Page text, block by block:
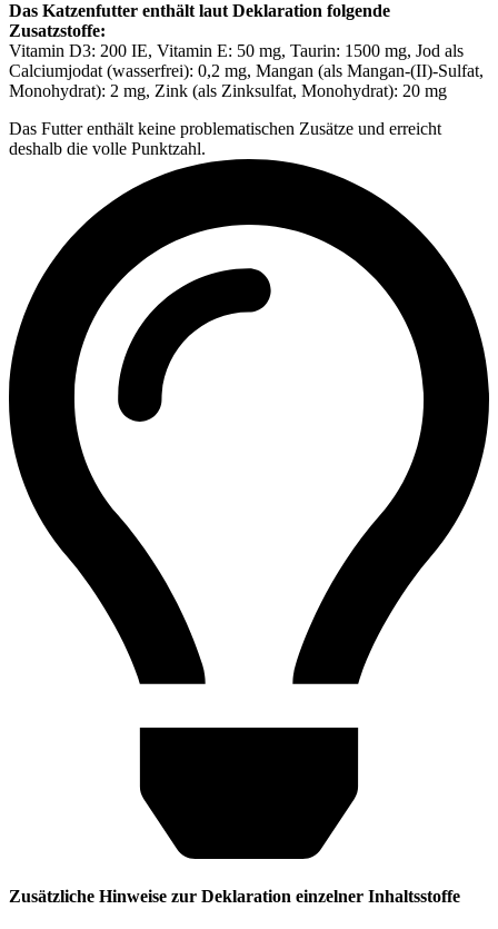
Das Katzenfutter enthält laut Deklaration folgende
Zusatzstoffe:
Vitamin D3: 200 IE, Vitamin E: 50 mg, Taurin: 1500 mg, Jod als
Calciumjodat (wasserfrei): 0,2 mg, Mangan (als Mangan-(II)-Sulfat,
Monohydrat): 2 mg, Zink (als Zinksulfat, Monohydrat): 20 mg
Das Futter enthält keine problematischen Zusätze und erreicht
deshalb die volle Punktzahl.
Zusätzliche Hinweise zur Deklaration einzelner Inhaltsstoffe